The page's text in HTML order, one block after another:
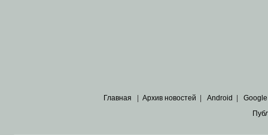
Главная | Архив новостей | Android | Google